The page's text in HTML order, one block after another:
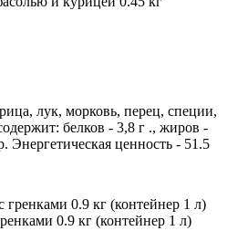
лук, морковь, перец, специи,
белков - 3,8 г ., жиров -
Энергетическая ценность - 51.5
0.9 кг (контейнер 1 л)